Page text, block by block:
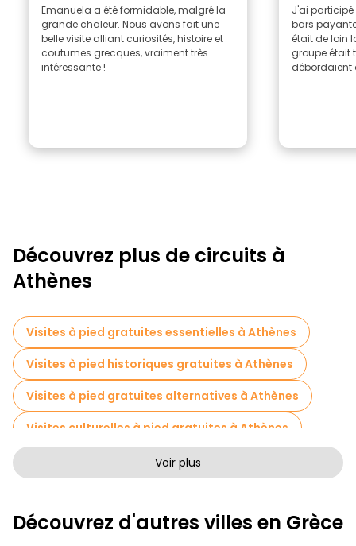
Emanuela a été formidable, malgré la
grande chaleur. Nous avons fait une
belle visite alliant curiosités, histoire et
coutumes grecques, vraiment très
intéressante !
J'ai
bars
était de loin
groupe était
débordaient
Découvrez plus de circuits à
Athènes
Visites à pied gratuites essentielles à Athènes
Visites à pied historiques gratuites à Athènes
Visites à pied gratuites alternatives à Athènes
Visites culturelles à pied gratuites à Athènes
Visites à pied sans art à Athènes
Activités sportives à Athènes
Voir plus
Découvrez d'autres villes en Grèce